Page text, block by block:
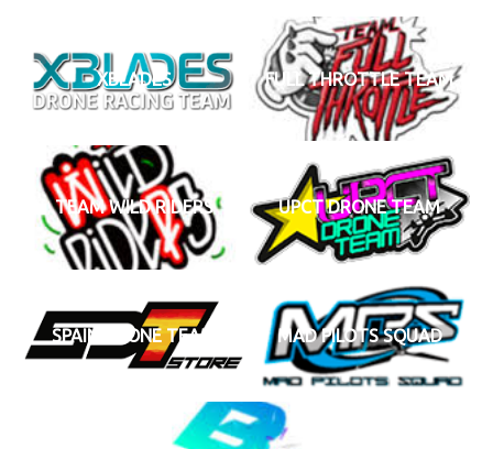
XBLADES FULL THROTTLE TEAM
TEAM WILD RIDERS UPCT DRONE TEAM
SPAIN DRONE TEAM MAD PILOTS SQUAD